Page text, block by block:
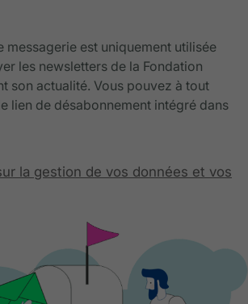
messagerie est uniquement utilisée
les newsletters de la Fondation
son actualité. Vous pouvez à tout
lien de désabonnement intégré dans
la gestion de vos données et vos